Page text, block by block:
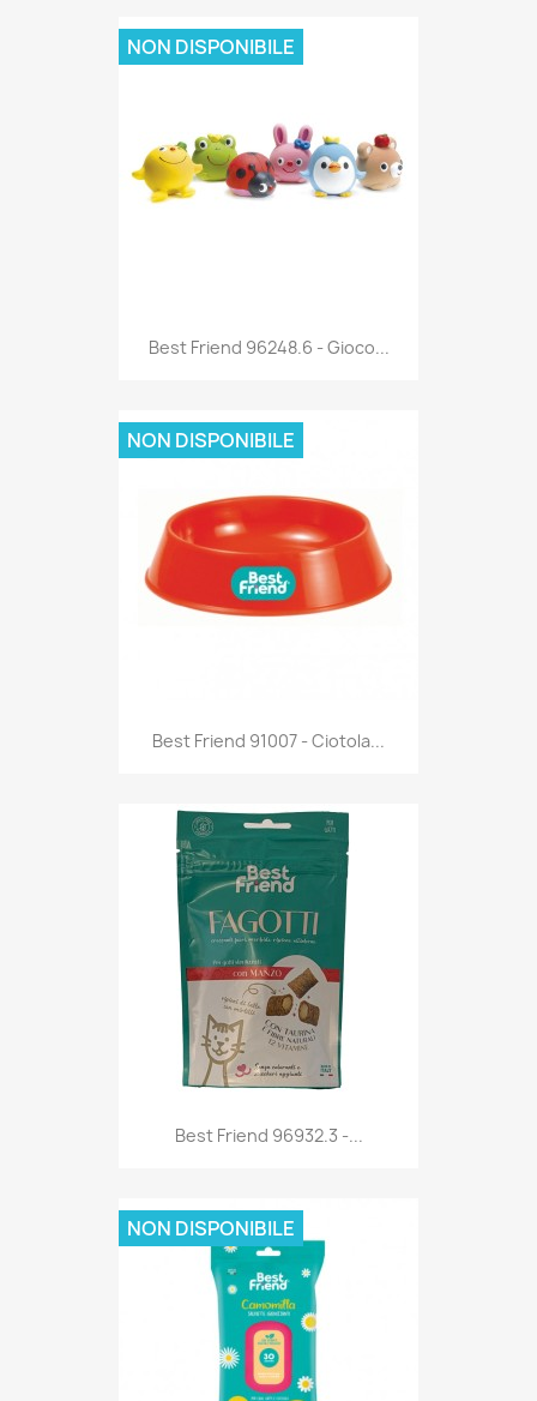
Anteprima
Best Friend 96248.6 - Gioco...
NON DISPONIBILE
Anteprima
Best Friend 91007 - Ciotola...
NON DISPONIBILE
Anteprima
Best Friend 96932.3 -...
NON DISPONIBILE